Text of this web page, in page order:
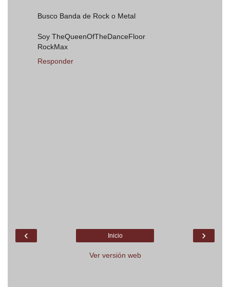
Busco Banda de Rock o Metal
Soy TheQueenOfTheDanceFloor
RockMax
Responder
‹ ›
Inicio
Ver versión web